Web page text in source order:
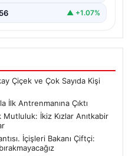
▲ +1.07%
Çiçek ve Çok Sayıda Kişi
İlk Antrenmanına Çıktı
Mutluluk: İkiz Kızlar Anıtkabir
İçişleri Bakanı Çiftçi: